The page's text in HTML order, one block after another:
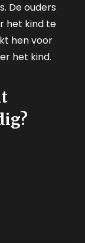
De ouders
het kind te
hen voor
het kind.